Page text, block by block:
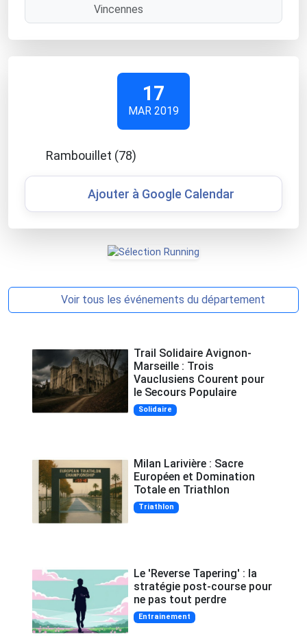
Vincennes
17
MAR 2019
Rambouillet (78)
Ajouter à Google Calendar
Voir tous les événements du département
Trail Solidaire Avignon-
Marseille : Trois
Vauclusiens Courent pour
le Secours Populaire
Solidaire
Milan Larivière : Sacre
Européen et Domination
Totale en Triathlon
Triathlon
Le 'Reverse Tapering' : la
stratégie post-course pour
ne pas tout perdre
Entrainement